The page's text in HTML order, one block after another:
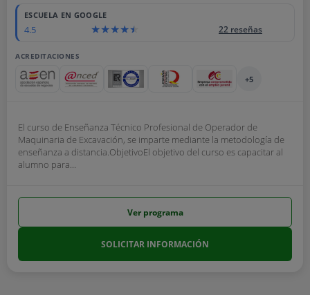
ESCUELA EN GOOGLE
4.5 22 reseñas
ACREDITACIONES
+5
El curso de Enseñanza Técnico Profesional de Operador de
Maquinaria de Excavación, se imparte mediante la metodología de
enseñanza a distancia.ObjetivoEl objetivo del curso es capacitar al
alumno para...
Ver programa
SOLICITAR INFORMACIÓN